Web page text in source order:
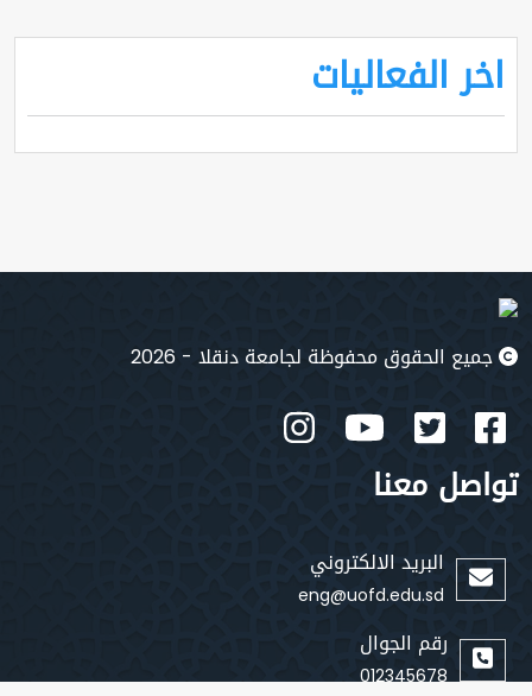
اخر الفعاليات
جميع الحقوق محفوظة لجامعة دنقلا - 2026
تواصل معنا
البريد الالكتروني
eng@uofd.edu.sd
رقم الجوال
012345678